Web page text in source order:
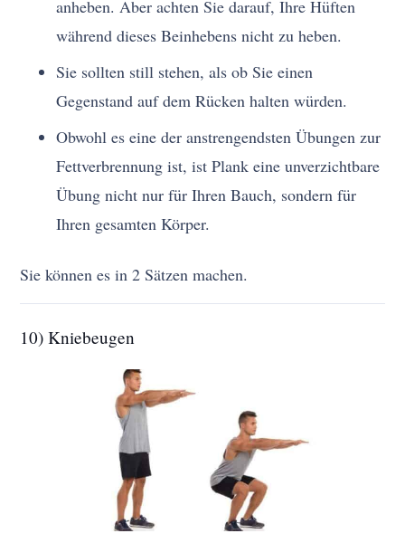
anheben. Aber achten Sie darauf, Ihre Hüften
während dieses Beinhebens nicht zu heben.
Sie sollten still stehen, als ob Sie einen
Gegenstand auf dem Rücken halten würden.
Obwohl es eine der anstrengendsten Übungen zur
Fettverbrennung ist, ist Plank eine unverzichtbare
Übung nicht nur für Ihren Bauch, sondern für
Ihren gesamten Körper.
Sie können es in 2 Sätzen machen.
10) Kniebeugen